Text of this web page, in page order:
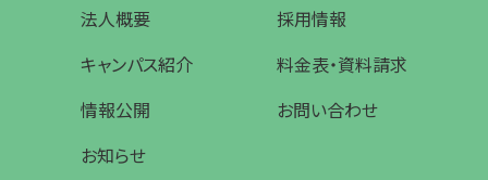
法人概要
キャンパス紹介
情報公開
お知らせ
採用情報
料金表・資料請求
お問い合わせ